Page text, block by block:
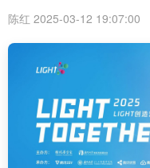
陈红 2025-03-12 19:07:00